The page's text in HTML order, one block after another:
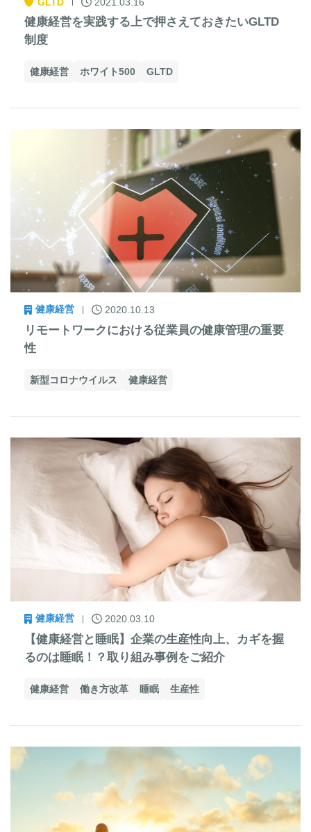
健康経営を実践する上で押さえておきたいGLTD
制度
健康経営 ホワイト500 GLTD
健康経営 2020.10.13
リモートワークにおける従業員の健康管理の重要
性
新型コロナウイルス 健康経営
健康経営 2020.03.10
【健康経営と睡眠】企業の生産性向上、カギを握
るのは睡眠！？取り組み事例をご紹介
健康経営 働き方改革 睡眠 生産性